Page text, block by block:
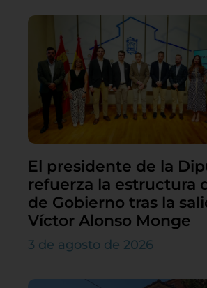
El presidente de la
refuerza la estructura
de Gobierno tras la
Víctor Alonso Monge
3 de agosto de 2026